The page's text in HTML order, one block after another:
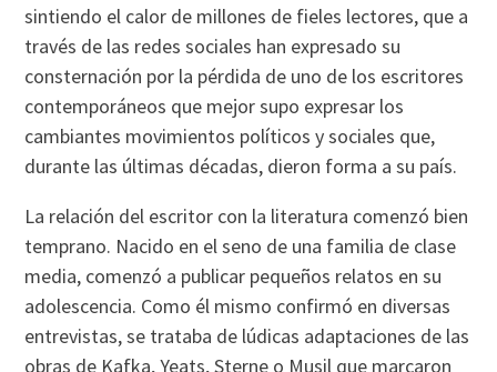
sintiendo el calor de millones de fieles lectores, que a
través de las redes sociales han expresado su
consternación por la pérdida de uno de los escritores
contemporáneos que mejor supo expresar los
cambiantes movimientos políticos y sociales que,
durante las últimas décadas, dieron forma a su país.
La relación del escritor con la literatura comenzó bien
temprano. Nacido en el seno de una familia de clase
media, comenzó a publicar pequeños relatos en su
adolescencia. Como él mismo confirmó en diversas
entrevistas, se trataba de lúdicas adaptaciones de las
obras de Kafka, Yeats, Sterne o Musil que marcaron